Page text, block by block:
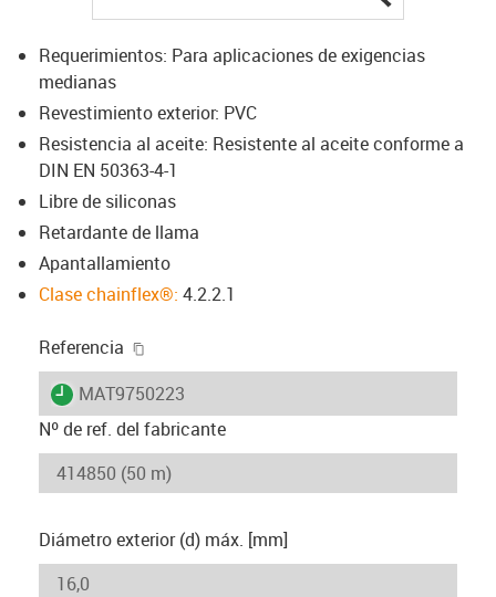
Requerimientos: Para aplicaciones de exigencias
medianas
Revestimiento exterior: PVC
Resistencia al aceite: Resistente al aceite conforme a
DIN EN 50363-4-1
Libre de siliconas
Retardante de llama
Apantallamiento
Clase chainflex®: 4.2.2.1
Referencia
igus-icon-lieferzeit
MAT9750223
Nº de ref. del fabricante
Diámetro exterior (d) máx. [mm]